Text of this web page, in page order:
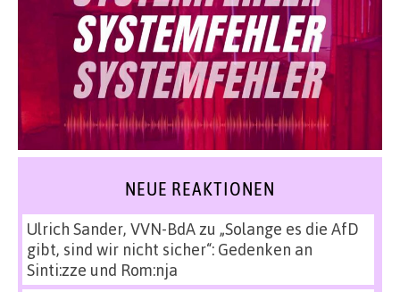
NEUE REAKTIONEN
Ulrich Sander, VVN-BdAzu „Solange es die AfD
gibt, sind wir nicht sicher“: Gedenken an
Sinti:zze und Rom:nja